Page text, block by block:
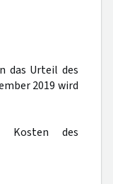
das Urteil des
2019 wird
Kosten des